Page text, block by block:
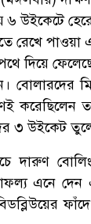
৬ উইকেটে
রেখে পাওয়া
দিয়ে
বোলারদের
করেছিলেন
৩ উইকেট
দারুণ
এনে দেন